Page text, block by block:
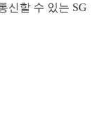
신할 수 있는 SG